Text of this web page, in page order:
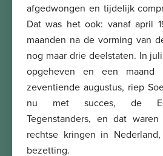
afgedwongen en tijdelijk
Dat was het ook: vanaf april
maanden na de vorming van
nog maar drie deelstaten. In
opgeheven en een
zeventiende augustus, riep
nu met succes, de
Tegenstanders, en dat
rechtse kringen in
bezetting.